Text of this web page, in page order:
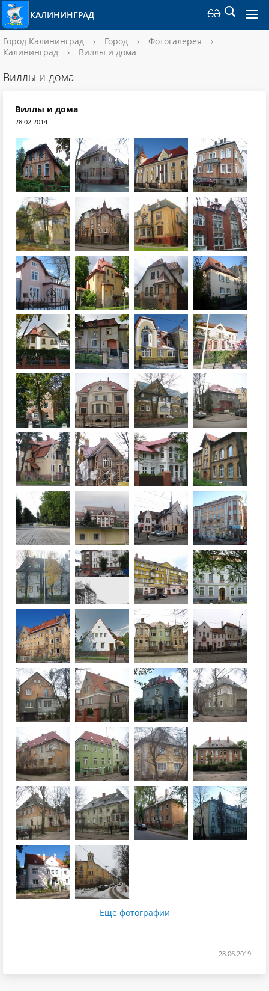
КАЛИНИНГРАД
Город Калининград › Город › Фотогалерея
›
Калининград
› Виллы и дома
Виллы и дома
Виллы и дома
28.02.2014
Еще фотографии
28.06.2019